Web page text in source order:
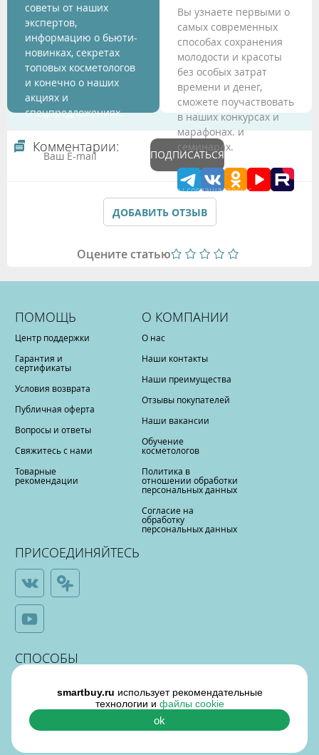
советы от наших
экспертов,
информацию о бьюти-
новинках, секретах
топовых косметологов
и конечно о наших
акциях и
спецпредложениях.
ПОДПИСАТЬСЯ
Подтверждая данные формы Вы соглашаетесь с
Политикой обработки персональных данных
Вы узнаете первыми о
самых современных
способах сохранения
молодости и красоты
без особых затрат
времени и денег,
сможете поучаствовать
в наших конкурсах и
марафонах. и
семинарах.
Комментарии:
ДОБАВИТЬ ОТЗЫВ
Оцените статью
ПОМОЩЬ
Центр поддержки
Гарантия и
сертификаты
Условия возврата
Публичная оферта
Вопросы и ответы
Свяжитесь с нами
Товарные
рекомендации
О КОМПАНИИ
О нас
Наши контакты
Наши преимущества
Отзывы покупателей
Наши вакансии
Обучение
косметологов
Политика в
отношении обработки
персональных данных
Согласие на
обработку
персональных данных
ПРИСОЕДИНЯЙТЕСЬ
СПОСОБЫ
ОПЛАТЫ
smartbuy.ru использует рекомендательные
технологии и файлы cookie
ok